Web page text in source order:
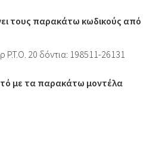
τους παρακάτω κωδικούς από
P.T.O. 20 δόντια: 198511-26131
με τα παρακάτω μοντέλα